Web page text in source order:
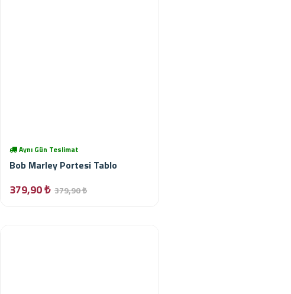
Aynı Gün Teslimat
Bob Marley Portesi Tablo
379,90 ₺ 379,90 ₺